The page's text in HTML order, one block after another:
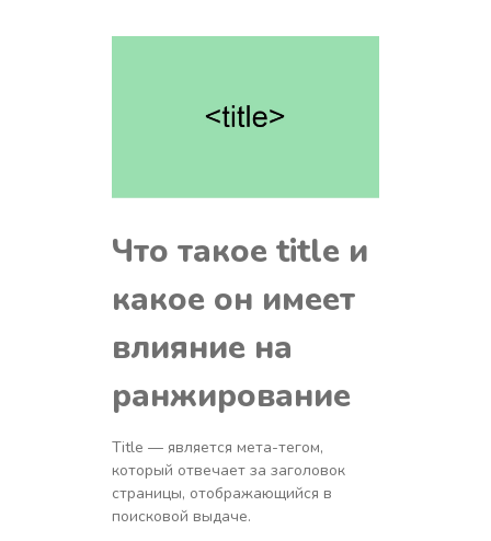
Что такое titleи
какое он имеет
влияние на
ранжирование
Title — является мета-тегом,
который отвечает за заголовок
страницы, отображающийся в
поисковой выдаче.